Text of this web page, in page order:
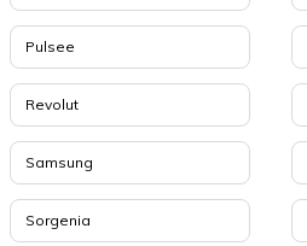
Pulsee
Revolut
Samsung
Sorgenia